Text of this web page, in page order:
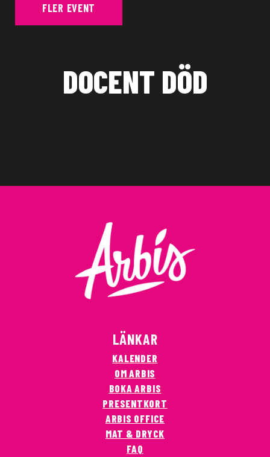
FLER EVENT
DOCENT DÖD
LÄNKAR
KALENDER
OM ARBIS
BOKA ARBIS
PRESENTKORT
ARBIS OFFICE
MAT & DRYCK
FAQ